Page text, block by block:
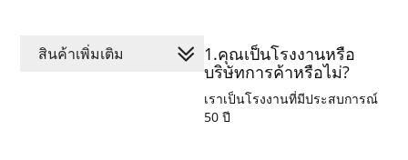
1.คุณเป็นโรงงานหรือ
บริษัทการค้าหรือไม่?
เราเป็นโรงงานที่มีประสบการณ์
50 ปี
สินค้าเพิ่มเติม